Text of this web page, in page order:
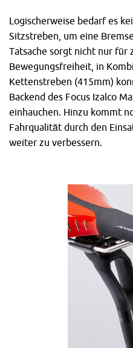
Logischerweise bedarf es
Sitzstreben, um eine
Tatsache sorgt nicht nur für
Bewegungsfreiheit, in
Kettenstreben (415mm)
Backend des Focus Izalco
einhauchen. Hinzu kommt
Fahrqualität durch den
weiter zu verbessern.